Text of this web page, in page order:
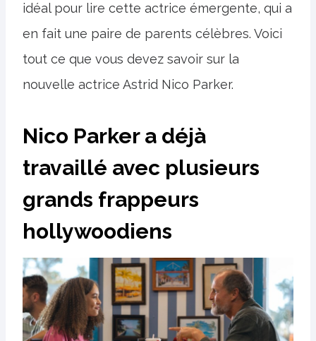
idéal pour lire cette actrice émergente, qui a
en fait une paire de parents célèbres. Voici
tout ce que vous devez savoir sur la
nouvelle actrice Astrid Nico Parker.
Nico Parker a déjà
travaillé avec plusieurs
grands frappeurs
hollywoodiens